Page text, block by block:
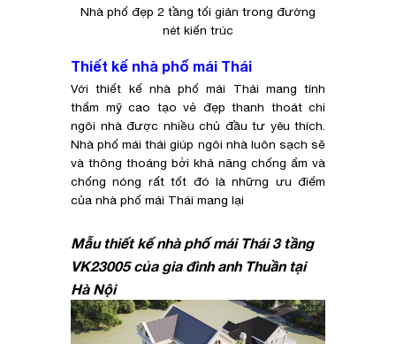
Nhà phố đẹp 2 tầng tối giản trong đường
nét kiến trúc
Thiết kế nhà phố mái Thái
Với thiết kế nhà phố mái Thái mang tính
thẩm mỹ cao tạo vẻ đẹp thanh thoát chi
ngôi nhà được nhiều chủ đầu tư yêu thích.
Nhà phố mái thái giúp ngôi nhà luôn sạch sẽ
và thông thoáng bởi khả năng chống ẩm và
chống nóng rất tốt đó là những ưu điểm
của nhà phố mái Thái mang lại
Mẫu thiết kế nhà phố mái Thái 3 tầng
VK23005 của gia đình anh Thuần tại
Hà Nội